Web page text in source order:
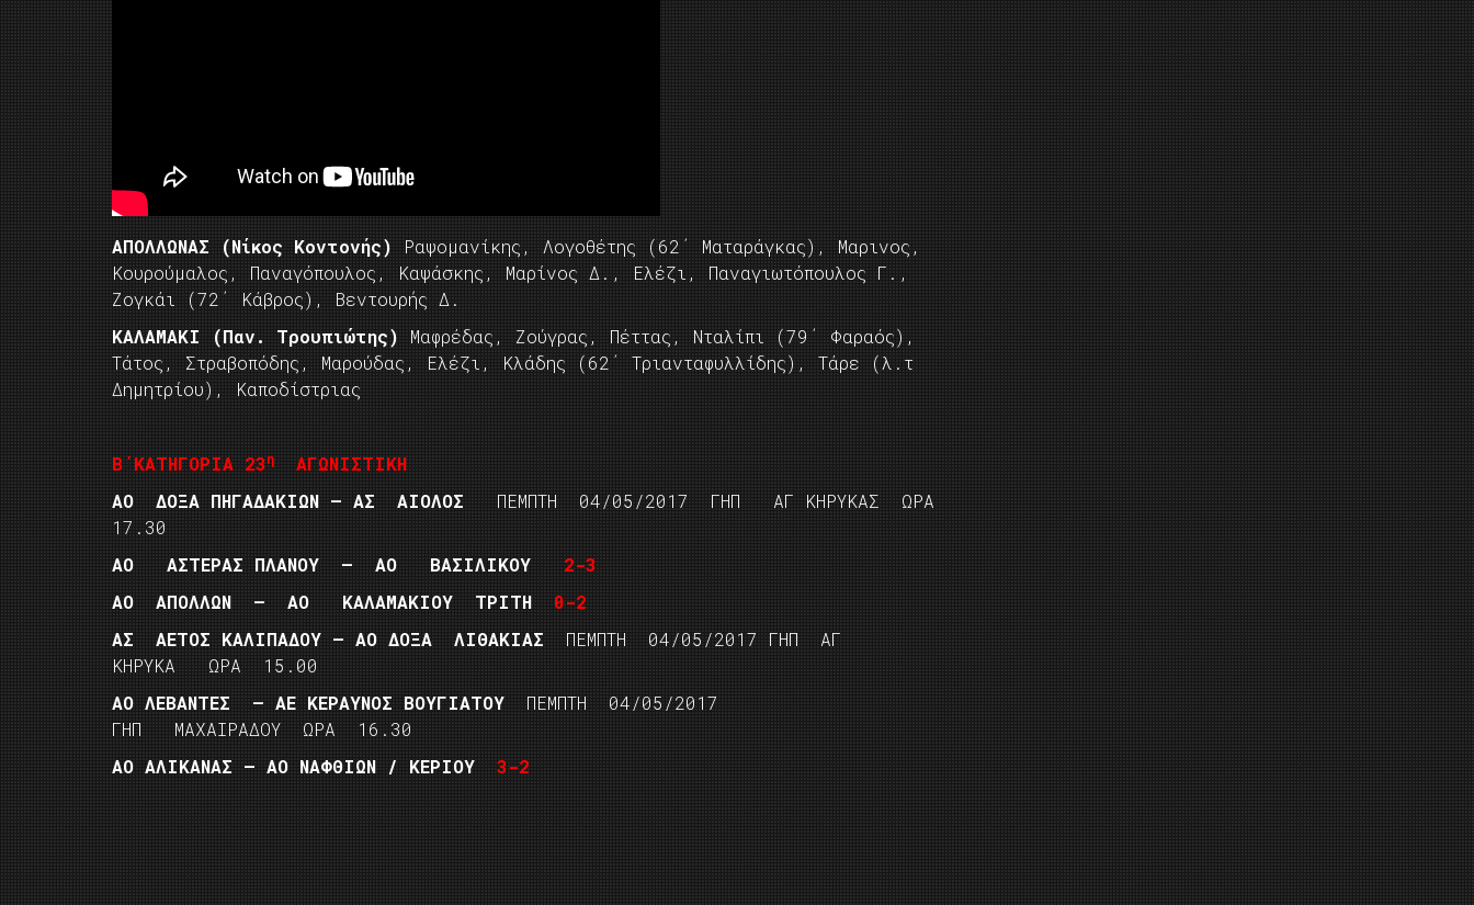
ΑΠΟΛΛΩΝΑΣ (Νίκος Κοντονής) Ραψομανίκης, Λογοθέτης (62΄ Ματαράγκας), Μαρινος,
Κουρούμαλος, Παναγόπουλος, Καψάσκης, Μαρίνος Δ., Ελέζι, Παναγιωτόπουλος Γ.,
Ζογκάι (72΄ Κάβρος), Βεντουρής Δ.
ΚΑΛΑΜΑΚΙ (Παν. Τρουπιώτης) Μαφρέδας, Ζούγρας, Πέττας, Νταλίπι (79΄ Φαραός),
Τάτος, Στραβοπόδης, Μαρούδας, Ελέζι, Κλάδης (62΄ Τριανταφυλλίδης), Τάρε (λ.τ
Δημητρίου), Καποδίστριας
Β΄ΚΑΤΗΓΟΡΙΑ 23η
ΑΓΩΝΙΣΤΙΚΗ
ΑΟ
ΔΟΞΑ ΠΗΓΑΔΑΚΙΩΝ – ΑΣ ΑΙΟΛΟΣ
ΠΕΜΠΤΗ 04/05/2017 ΓΗΠ ΑΓ ΚΗΡΥΚΑΣ ΩΡΑ
17.30
ΑΟ
ΑΣΤΕΡΑΣ ΠΛΑΝΟΥ – ΑΟ ΒΑΣΙΛΙΚΟΥ
2-3
ΑΟ
ΑΠΟΛΛΩΝ – ΑΟ ΚΑΛΑΜΑΚΙΟΥ ΤΡΙΤΗ
0-2
ΑΣ
ΑΕΤΟΣ ΚΑΛΙΠΑΔΟΥ – ΑΟ ΔΟΞΑ ΛΙΘΑΚΙΑΣ ΠΕΜΠΤΗ 04/05/2017 ΓΗΠ ΑΓ
ΚΗΡΥΚΑ ΩΡΑ 15.00
ΑΟ ΛΕΒΑΝΤΕΣ
– ΑΕ ΚΕΡΑΥΝΟΣ ΒΟΥΓΙΑΤΟΥ
ΠΕΜΠΤΗ 04/05/2017
ΓΗΠ ΜΑΧΑΙΡΑΔΟΥ ΩΡΑ 16.30
ΑΟ ΑΛΙΚΑΝΑΣ – ΑΟ ΝΑΦΘΙΩΝ / ΚΕΡΙΟΥ 3-2